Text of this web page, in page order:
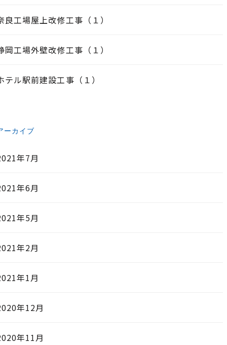
良工場屋上改修工事（１）
岡工場外壁改修工事（１）
テル駅前建設工事（１）
ーカイブ
年7月
年6月
年5月
年2月
年1月
年12月
年11月